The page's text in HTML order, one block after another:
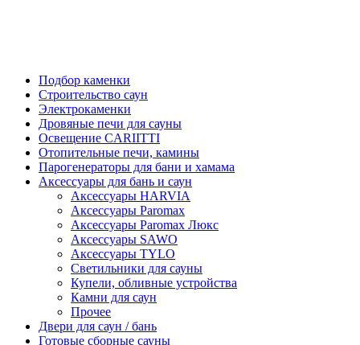
Подбор каменки
Строительство саун
Электрокаменки
Дровяные печи для сауны
Освещение CARIITTI
Отопительные печи, камины
Парогенераторы для бани и хамама
Аксессуары для бань и саун
Аксессуары HARVIA
Аксессуары Paromax
Аксессуары Paromax Люкс
Аксессуары SAWO
Аксессуары TYLO
Светильники для сауны
Купели, обливные устройства
Камни для саун
Прочее
Двери для саун / бань
Готовые сборные сауны